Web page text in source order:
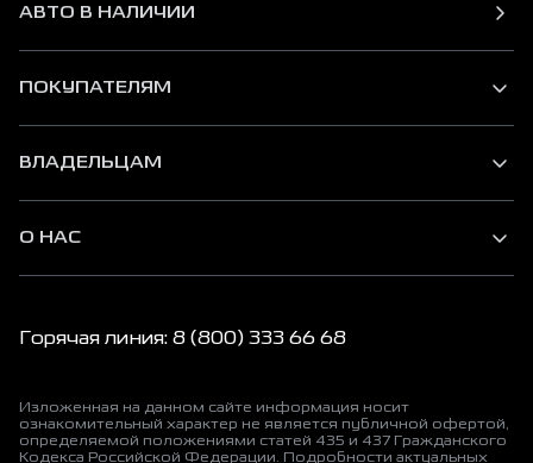
АВТО В НАЛИЧИИ
ПОКУПАТЕЛЯМ
ВЛАДЕЛЬЦАМ
О НАС
Горячая линия: 8 (800) 333 66 68
Изложенная на данном сайте информация носит
ознакомительный характер не является публичной офертой,
определяемой положениями статей 435 и 437 Гражданского
Кодекса Российской Федерации. Подробности актуальных